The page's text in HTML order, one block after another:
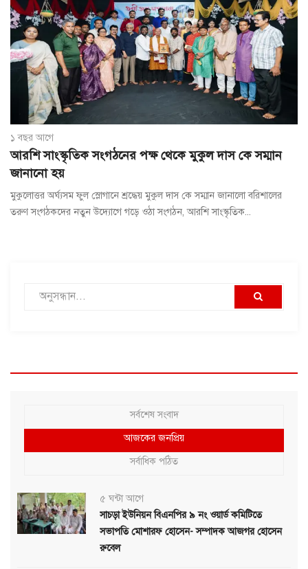
১ বছর আগে
আরশি সাংস্কৃতিক সংগঠনের পক্ষ থেকে মুকুল দাস কে সম্মান
জানানো হয়
মুকুলোত্তর অর্ঘ্যসম ফুল স্লোগানে শ্রদ্ধেয় মুকুল দাস কে সম্মান জানালো বরিশালের
তরুণ সংগঠকদের নতুন উদ্যোগে গড়ে ওঠা সংগঠন, আরশি সাংস্কৃতিক...
সর্বশেষ সংবাদ
আজকের জনপ্রিয়
সর্বাধিক পঠিত
৫ ঘন্টা আগে
সাচড়া ইউনিয়ন বিএনপির ৯ নং ওয়ার্ড কমিটিতে
সভাপতি মোশারফ হোসেন- সম্পাদক আজগর হোসেন
রুবেল